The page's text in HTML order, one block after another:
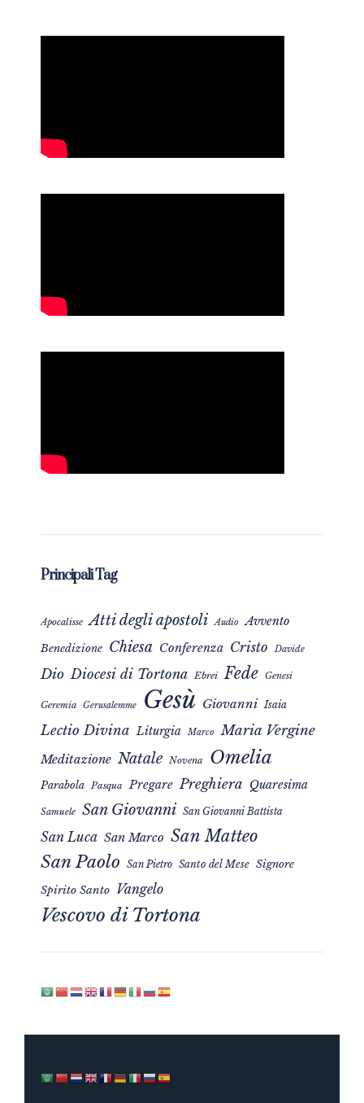
Principali Tag
Apocalisse Atti degli apostoli Audio Avvento
Benedizione Chiesa Conferenza Cristo Davide
Dio Diocesi di Tortona Ebrei Fede Genesi
Geremia Gerusalemme Gesù Giovanni Isaia
Lectio Divina Liturgia Marco Maria Vergine
Meditazione Natale Novena Omelia
Parabola Pasqua Pregare Preghiera Quaresima
Samuele San Giovanni San Giovanni Battista
San Luca San Marco San Matteo
San Paolo San Pietro Santo del Mese Signore
Spirito Santo Vangelo
Vescovo di Tortona